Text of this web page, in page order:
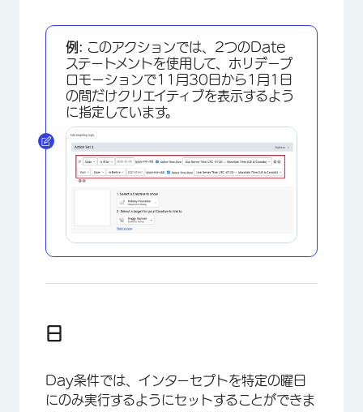
×
例: このアクションでは、2つのDate
ステートメントを使用して、ホリデープ
ロモーションで11月30日から1月1日
の間だけクリエイティブを表示するよう
に指定しています。
日
Day条件では、インターセプトを特定の曜日
にのみ実行するようにセットすることができま